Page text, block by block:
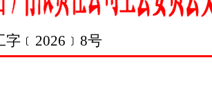
字 ﹝ 2026 ﹞ 8号